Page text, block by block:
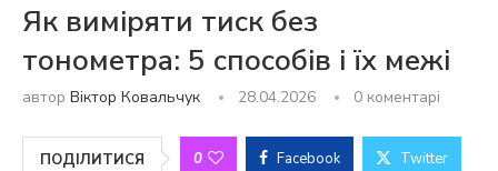
Як виміряти тиск без
тонометра: 5 способів і їх межі
автор Віктор Ковальчук 28.04.2026 0 коментарі
ПОДІЛИТИСЯ 0 Facebook Twitter